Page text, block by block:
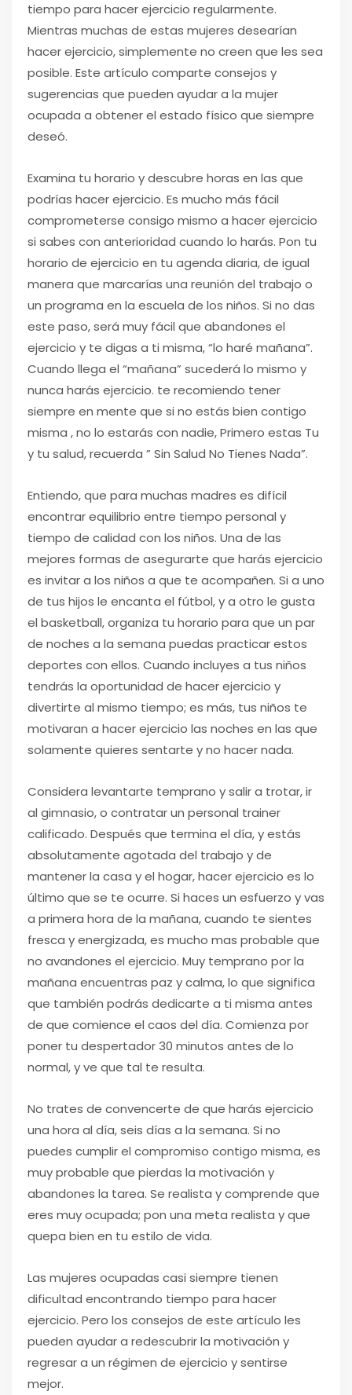
tiempo para hacer ejercicio regularmente.
Mientras muchas de estas mujeres desearían
hacer ejercicio, simplemente no creen que les sea
posible. Este artículo comparte consejos y
sugerencias que pueden ayudar a la mujer
ocupada a obtener el estado físico que siempre
deseó.
Examina tu horario y descubre horas en las que
podrías hacer ejercicio. Es mucho más fácil
comprometerse consigo mismo a hacer ejercicio
si sabes con anterioridad cuando lo harás. Pon tu
horario de ejercicio en tu agenda diaria, de igual
manera que marcarías una reunión del trabajo o
un programa en la escuela de los niños. Si no das
este paso, será muy fácil que abandones el
ejercicio y te digas a ti misma, “lo haré mañana”.
Cuando llega el “mañana” sucederá lo mismo y
nunca harás ejercicio. te recomiendo tener
siempre en mente que si no estás bien contigo
misma , no lo estarás con nadie, Primero estas Tu
y tu salud, recuerda ” Sin Salud No Tienes Nada”.
Entiendo, que para muchas madres es difícil
encontrar equilibrio entre tiempo personal y
tiempo de calidad con los niños. Una de las
mejores formas de asegurarte que harás ejercicio
es invitar a los niños a que te acompañen. Si a uno
de tus hijos le encanta el fútbol, y a otro le gusta
el basketball, organiza tu horario para que un par
de noches a la semana puedas practicar estos
deportes con ellos. Cuando incluyes a tus niños
tendrás la oportunidad de hacer ejercicio y
divertirte al mismo tiempo; es más, tus niños te
motivaran a hacer ejercicio las noches en las que
solamente quieres sentarte y no hacer nada.
Considera levantarte temprano y salir a trotar, ir
al gimnasio, o contratar un personal trainer
calificado. Después que termina el día, y estás
absolutamente agotada del trabajo y de
mantener la casa y el hogar, hacer ejercicio es lo
último que se te ocurre. Si haces un esfuerzo y vas
a primera hora de la mañana, cuando te sientes
fresca y energizada, es mucho mas probable que
no avandones el ejercicio. Muy temprano por la
mañana encuentras paz y calma, lo que significa
que también podrás dedicarte a ti misma antes
de que comience el caos del día. Comienza por
poner tu despertador 30 minutos antes de lo
normal, y ve que tal te resulta.
No trates de convencerte de que harás ejercicio
una hora al día, seis días a la semana. Si no
puedes cumplir el compromiso contigo misma, es
muy probable que pierdas la motivación y
abandones la tarea. Se realista y comprende que
eres muy ocupada; pon una meta realista y que
quepa bien en tu estilo de vida.
Las mujeres ocupadas casi siempre tienen
dificultad encontrando tiempo para hacer
ejercicio. Pero los consejos de este artículo les
pueden ayudar a redescubrir la motivación y
regresar a un régimen de ejercicio y sentirse
mejor.